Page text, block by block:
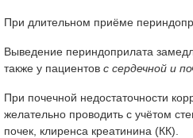
При длительном приёме
Выведение периндоприлата
также у пациентов с сердечной и
При почечной недостаточности
желательно проводить с учётом
почек, клиренса креатинина (КК).